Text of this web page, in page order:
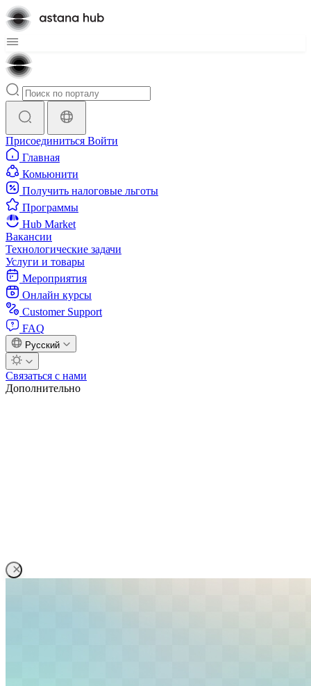
Присоединиться Войти
Главная
Комьюнити
Получить налоговые льготы
Программы
Hub Market
Вакансии
Технологические задачи
Услуги и товары
Мероприятия
Онлайн курсы
Customer Support
FAQ
Русский
Связаться с нами
Дополнительно